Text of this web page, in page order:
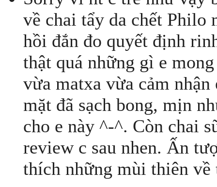
về chai tẩy da chết Philo
hồi đắn đo quyết định
thật quá những gì e
vừa matxa vừa cảm
mặt đã sạch bong, mịn
cho e này ^-^. Còn chai
review c sau nhen. Ấn
thích những mùi thiên về